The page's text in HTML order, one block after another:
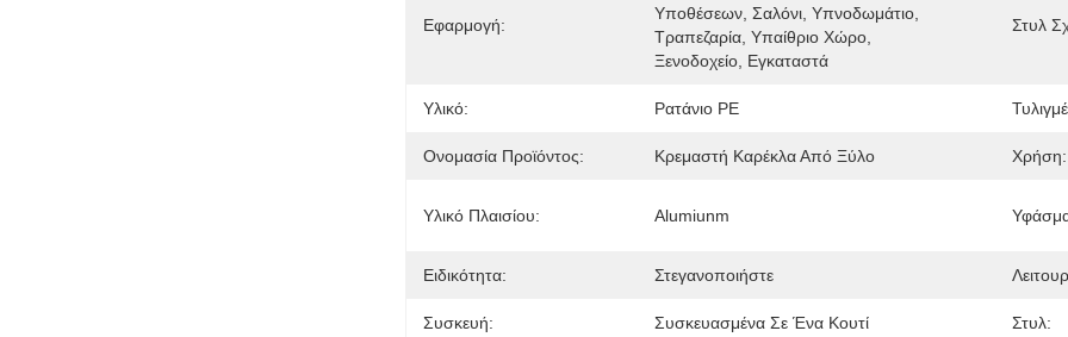
Εφαρμογή:
Υποθέσεων, Σαλόνι, Υπνοδωμάτιο,
Τραπεζαρία, Υπαίθριο Χώρο,
Ξενοδοχείο, Εγκαταστά
Στυλ
Υλικό: Ρατάνιο PE
Ονομασία Προϊόντος: Κρεμαστή Καρέκλα Από Ξύλο Χρήση:
Υλικό Πλαισίου: Alumiunm
Ειδικότητα: Στεγανοποιήστε
Συσκευή: Συσκευασμένα Σε Ένα Κουτί Στυλ: